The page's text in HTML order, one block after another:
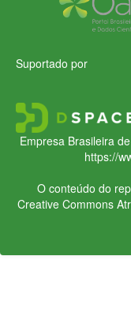
Suportado por
Empresa Brasileira
https://
O conteúdo do
Creative Commons